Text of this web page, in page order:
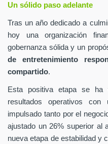
Un sólido paso adelante
Tras un año dedicado a
hoy una organización
gobernanza sólida y un
de entretenimiento
compartido.
Esta positiva etapa se ha
resultados operativos
impulsado tanto por el
ajustado un 26% superior al
nueva etapa de estabilidad y